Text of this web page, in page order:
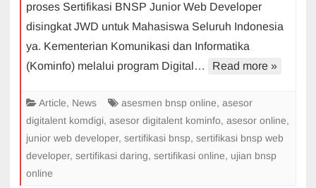
Junior
Web
Mahasiswa
proses Sertifikasi BNSP Junior Web Developer
disingkat JWD untuk Mahasiswa Seluruh Indonesia
ya. Kementerian Komunikasi dan Informatika
(Kominfo) melalui program Digital…
Read more »
Article, News asesmen bnsp online, asesor
digitalent komdigi, asesor digitalent kominfo, asesor online,
junior web developer, sertifikasi bnsp, sertifikasi bnsp web
developer, sertifikasi daring, sertifikasi online, ujian bnsp
online